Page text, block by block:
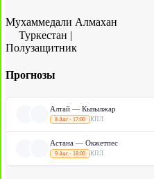
Мухаммедали Алмахан
Туркестан |
Полузащитник
Прогнозы
Алтай — Кызылжар
8 Авг · 17:00 КПЛ
Астана — Окжетпес
9 Авг · 18:00 КПЛ